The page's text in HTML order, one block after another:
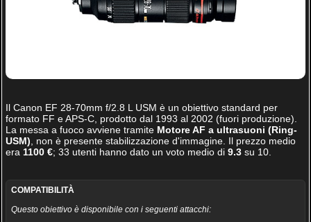
Il Canon EF 28-70mm f/2.8 L USM è un obiettivo standard per
formato FF e APS-C, prodotto dal 1993 al 2002 (fuori produzione).
La messa a fuoco avviene tramite Motore AF a ultrasuoni (Ring-
USM) , non è presente stabilizzazione d'immagine. Il prezzo medio
era 1100 €; 33 utenti hanno dato un voto medio di 9.3su 10.
COMPATIBILITÀ
Questo obiettivo è disponibile con i seguenti attacchi: